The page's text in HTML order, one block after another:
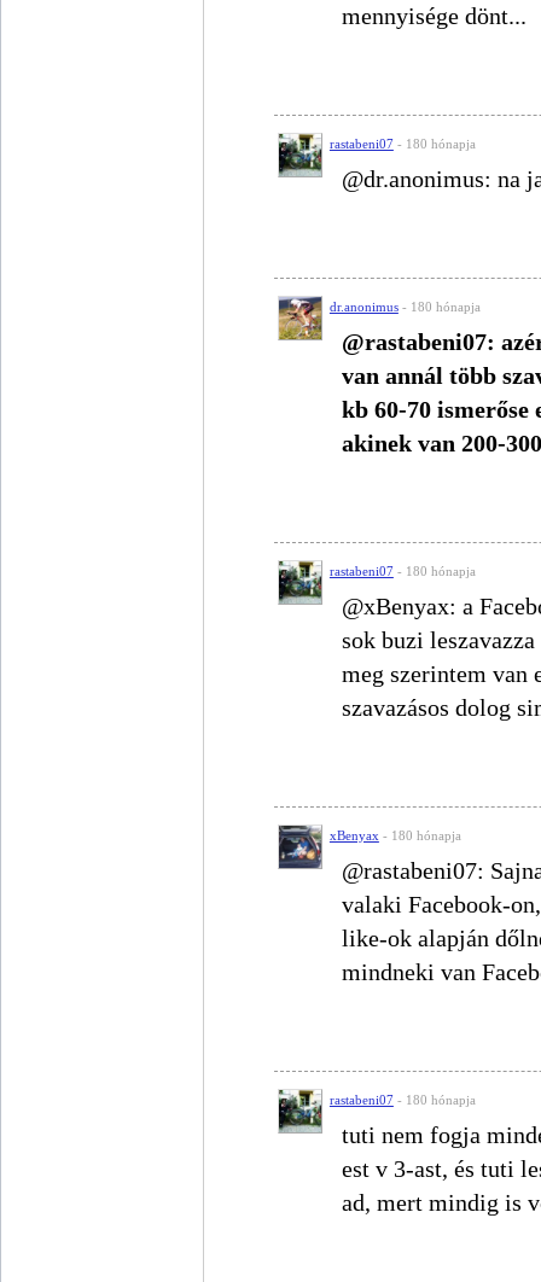
mennyisége dönt...
rastabeni07 - 180 hónapja
@dr.anonimus: na
dr.anonimus - 180 hónapja
@rastabeni07:
van annál több
kb 60-70 ismerőse
akinek van 200-300
rastabeni07 - 180 hónapja
@xBenyax: a
sok buzi
meg szerintem van
szavazásos dolog
xBenyax - 180 hónapja
@rastabeni07:
valaki Facebook-
like-ok alapján
mindneki van
rastabeni07 - 180 hónapja
tuti nem fogja
est v 3-ast, és tuti
ad, mert mindig is